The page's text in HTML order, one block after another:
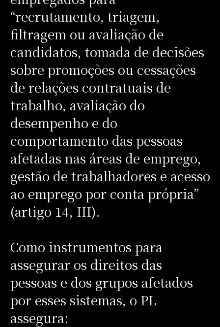
“recrutamento, triagem,
filtragem ou avaliação de
candidatos, tomada de decisões
sobre promoções ou cessações
de relações contratuais de
trabalho, avaliação do
desempenho e do
comportamento das pessoas
afetadas nas áreas de emprego,
gestão de trabalhadores e acesso
ao emprego por conta própria”
(artigo 14, III).
Como instrumentos para
assegurar os direitos das
pessoas e dos grupos afetados
por esses sistemas, o PL
assegura: